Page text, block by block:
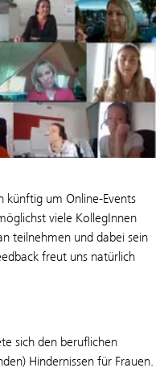
künftig um Online-Events
viele KollegInnen
teilnehmen und dabei sein
freut uns natürlich
sich den beruflichen
Hindernissen für Frauen.